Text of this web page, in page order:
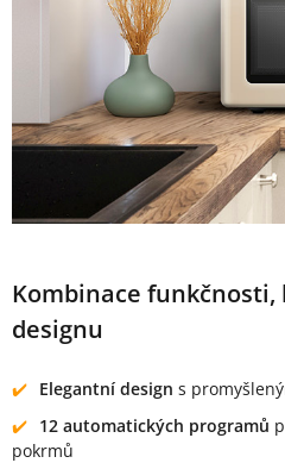
Kombinace
designu
Elegantní design s
12 automatických programů
pokrmů